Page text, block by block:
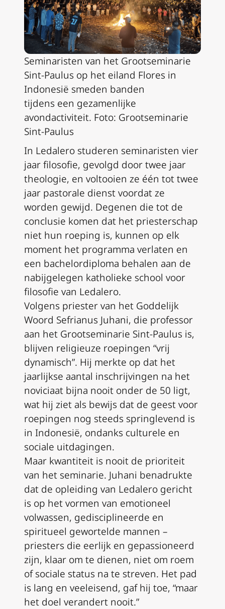
Seminaristen van het Grootseminarie
Sint-Paulus op het eiland Flores in
Indonesië smeden banden
tijdens een gezamenlijke
avondactiviteit. Foto: Grootseminarie
Sint-Paulus
In Ledalero studeren seminaristen vier
jaar filosofie, gevolgd door twee jaar
theologie, en voltooien ze één tot twee
jaar pastorale dienst voordat ze
worden gewijd. Degenen die tot de
conclusie komen dat het priesterschap
niet hun roeping is, kunnen op elk
moment het programma verlaten en
een bachelordiploma behalen aan de
nabijgelegen katholieke school voor
filosofie van Ledalero.
Volgens priester van het Goddelijk
Woord Sefrianus Juhani, die professor
aan het Grootseminarie Sint-Paulus is,
blijven religieuze roepingen “vrij
dynamisch”. Hij merkte op dat het
jaarlijkse aantal inschrijvingen na het
noviciaat bijna nooit onder de 50 ligt,
wat hij ziet als bewijs dat de geest voor
roepingen nog steeds springlevend is
in Indonesië, ondanks culturele en
sociale uitdagingen.
Maar kwantiteit is nooit de prioriteit
van het seminarie. Juhani benadrukte
dat de opleiding van Ledalero gericht
is op het vormen van emotioneel
volwassen, gedisciplineerde en
spiritueel gewortelde mannen –
priesters die eerlijk en gepassioneerd
zijn, klaar om te dienen, niet om roem
of sociale status na te streven. Het pad
is lang en veeleisend, gaf hij toe, “maar
het doel verandert nooit.”